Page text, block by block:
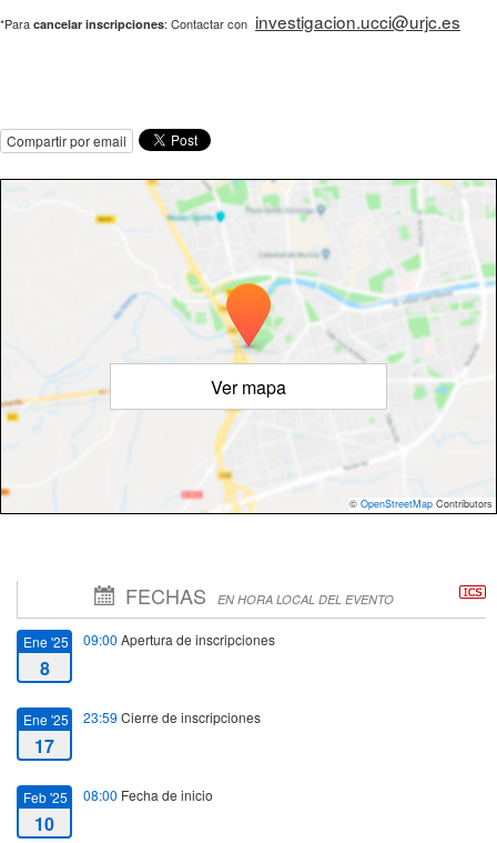
*Para cancelar inscripciones: Contactar con investigacion.ucci@urjc.es
Compartir por email
Ver mapa
© OpenStreetMap Contributors
FECHAS EN HORA LOCAL DEL EVENTO
Ene '25
8
09:00 Apertura de inscripciones
Ene '25
17
23:59 Cierre de inscripciones
Feb '25
10
08:00 Fecha de inicio